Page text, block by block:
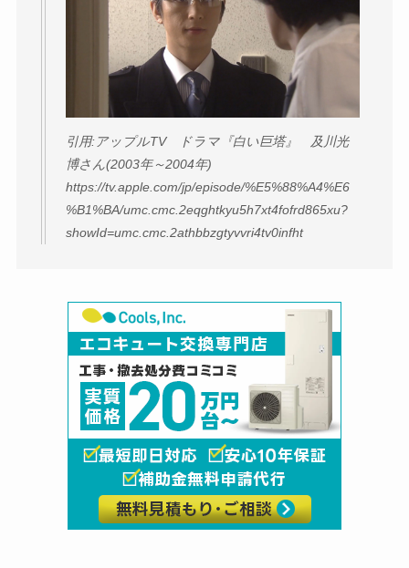
引用:アップルTV ドラマ『白い巨塔』 及川光
博さん(2003年～2004年)
https://tv.apple.com/jp/episode/%E5%88%A4%E6
%B1%BA/umc.cmc.2eqghtkyu5h7xt4fofrd865xu?
showId=umc.cmc.2athbbzgtyvvri4tv0infht